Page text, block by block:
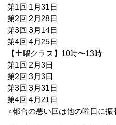
第1回 1月31日
第2回 2月28日
第3回 3月14日
第4回 4月25日
【土曜クラス】10時〜13時
第1回 2月3日
第2回 3月3日
第3回 3月31日
第4回 4月21日
⭐️都合の悪い回は他の曜日に振